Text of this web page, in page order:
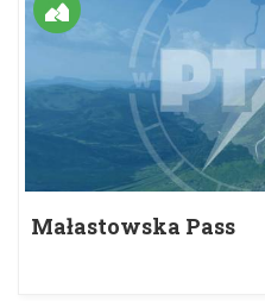
Małastowska Pass